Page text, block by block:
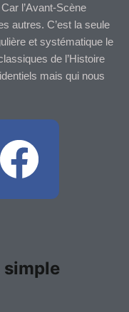
l’Avant-Scène
autres. C’est la seule
et systématique le
de l’Histoire
mais qui nous
F
a
e
simple